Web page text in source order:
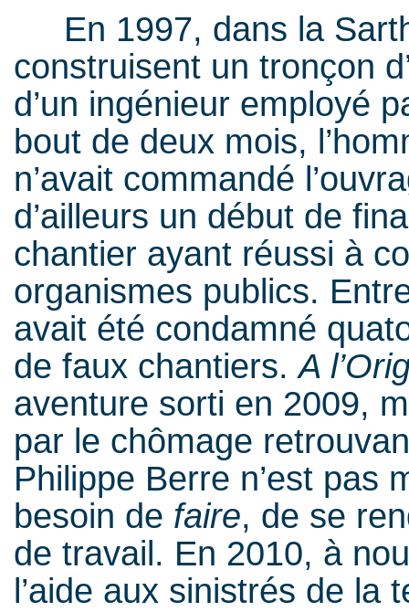
En 1997, dans la
construisent un tronçon
d’un ingénieur employé
bout de deux mois,
n’avait commandé
d’ailleurs un début de
chantier ayant réussi à
organismes publics.
avait été condamné
de faux chantiers.A
aventure sorti en 2009,
par le chômage
Philippe Berre n’est pas
besoin de faire, de se
de travail. En 2010, à
l’aide aux sinistrés de la